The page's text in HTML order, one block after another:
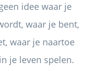
idee waar je
waar je bent,
waar je naartoe
je leven spelen.